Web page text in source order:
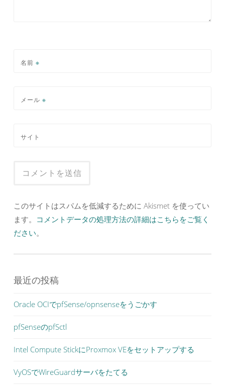
名前 ※
メール ※
サイト
このサイトはスパムを低減するために Akismet を使ってい
ます。 コメントデータの処理方法の詳細はこちらをご覧く
ださい。
最近の投稿
Oracle OCIでpfSense/opnsenseをうごかす
pfSenseのpfSctl
Intel Compute StickにProxmox VEをセットアップする
VyOSでWireGuardサーバをたてる